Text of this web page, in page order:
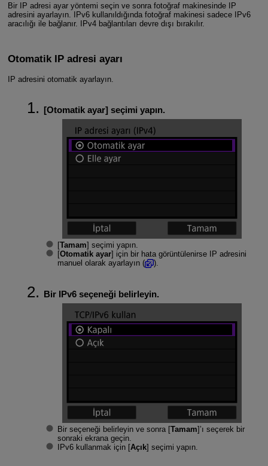
Bir IP adresi ayar yöntemi seçin ve sonra fotoğraf makinesinde IP
adresini ayarlayın. IPv6 kullanıldığında fotoğraf makinesi sadece IPv6
aracılığı ile bağlanır. IPv4 bağlantıları devre dışı bırakılır.
Otomatik IP adresi ayarı
IP adresini otomatik ayarlayın.
[Otomatik ayar] seçimi yapın.
[Tamam] seçimi yapın.
[Otomatik ayar] için bir hata görüntülenirse IP adresini
manuel olarak ayarlayın (
).
Bir IPv6 seçeneği belirleyin.
Bir seçeneği belirleyin ve sonra [Tamam]’ı seçerek bir
sonraki ekrana geçin.
IPv6 kullanmak için [Açık] seçimi yapın.